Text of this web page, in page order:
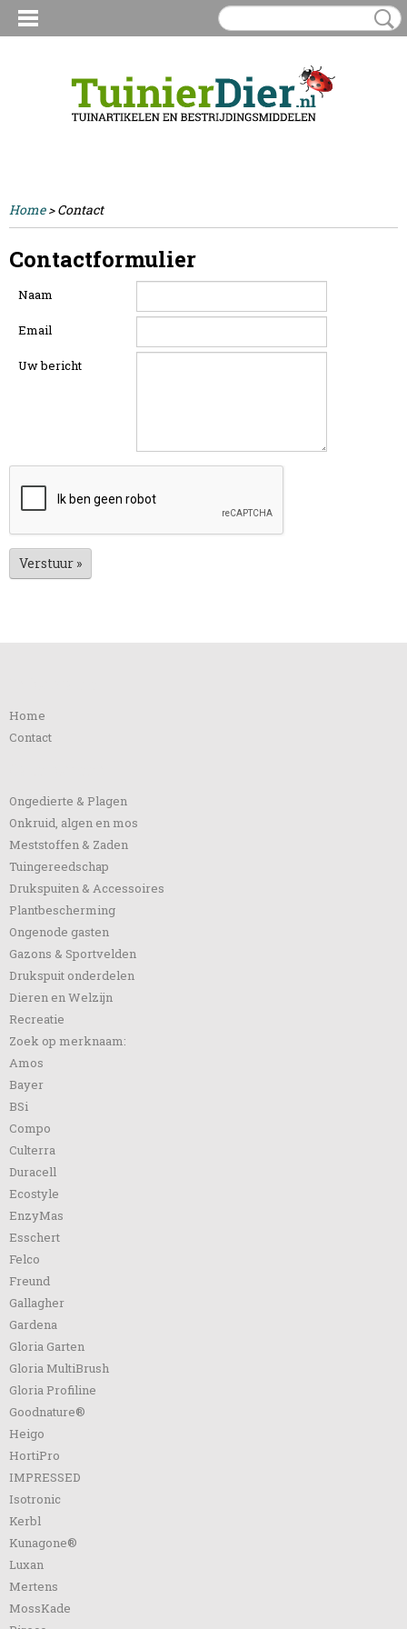
Home> Contact
Contactformulier
Naam
Email
Uw bericht
Verstuur »
Home
Contact
Ongedierte & Plagen
Onkruid, algen en mos
Meststoffen & Zaden
Tuingereedschap
Drukspuiten & Accessoires
Plantbescherming
Ongenode gasten
Gazons & Sportvelden
Drukspuit onderdelen
Dieren en Welzijn
Recreatie
Zoek op merknaam:
Amos
Bayer
BSi
Compo
Culterra
Duracell
Ecostyle
EnzyMas
Esschert
Felco
Freund
Gallagher
Gardena
Gloria Garten
Gloria MultiBrush
Gloria Profiline
Goodnature®
Heigo
HortiPro
IMPRESSED
Isotronic
Kerbl
Kunagone®
Luxan
Mertens
MossKade